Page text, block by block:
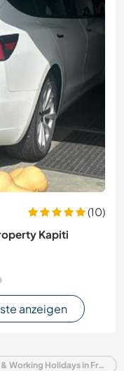
(10)
Kapiti
anzeigen
Aufenthalte bei Gastfamilien, Volunteering & Working Holidays in Frankreich